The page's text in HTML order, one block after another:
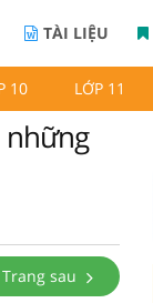
TÀI LIỆU
10 LỚP 11
những
Trang sau